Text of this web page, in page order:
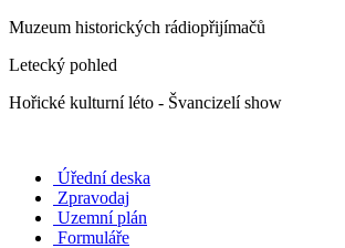
Muzeum historických rádiopřijímačů
Letecký pohled
Hořické kulturní léto - Švancizelí show
Úřední deska
Zpravodaj
Uzemní plán
Formuláře